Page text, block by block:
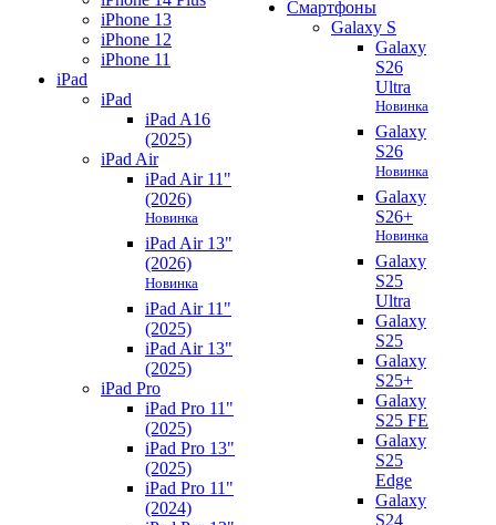
iPhone 13
iPhone 12
iPhone 11
iPad
iPad
iPad A16
(2025)
iPad Air
iPad Air 11"
(2026)
Новинка
iPad Air 13"
(2026)
Новинка
iPad Air 11"
(2025)
iPad Air 13"
(2025)
iPad Pro
iPad Pro 11"
(2025)
iPad Pro 13"
(2025)
iPad Pro 11"
(2024)
Смартфоны
Galaxy S
Galaxy
S26
Ultra
Новинка
Galaxy
S26
Новинка
Galaxy
S26+
Новинка
Galaxy
S25
Ultra
Galaxy
S25
Galaxy
S25+
Galaxy
S25 FE
Galaxy
S25
Edge
Galaxy
S24